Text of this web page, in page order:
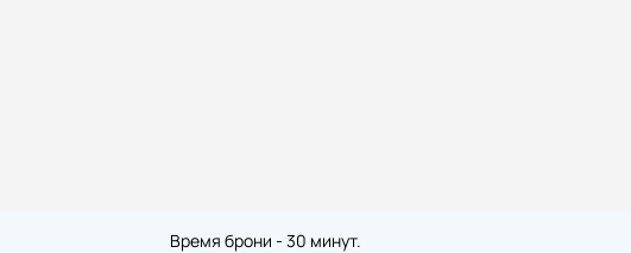
Время брони - 30 минут.